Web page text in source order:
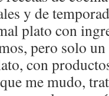
y de
plato con
pero solo
con
me mudo,